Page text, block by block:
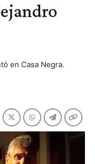
en Casa Negra.